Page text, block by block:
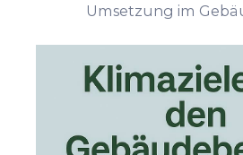
Umsetzung im